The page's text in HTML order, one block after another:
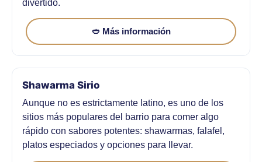
divertido.
🥙 Más información
Shawarma Sirio
Aunque no es estrictamente latino, es uno de los
sitios más populares del barrio para comer algo
rápido con sabores potentes: shawarmas, falafel,
platos especiados y opciones para llevar.